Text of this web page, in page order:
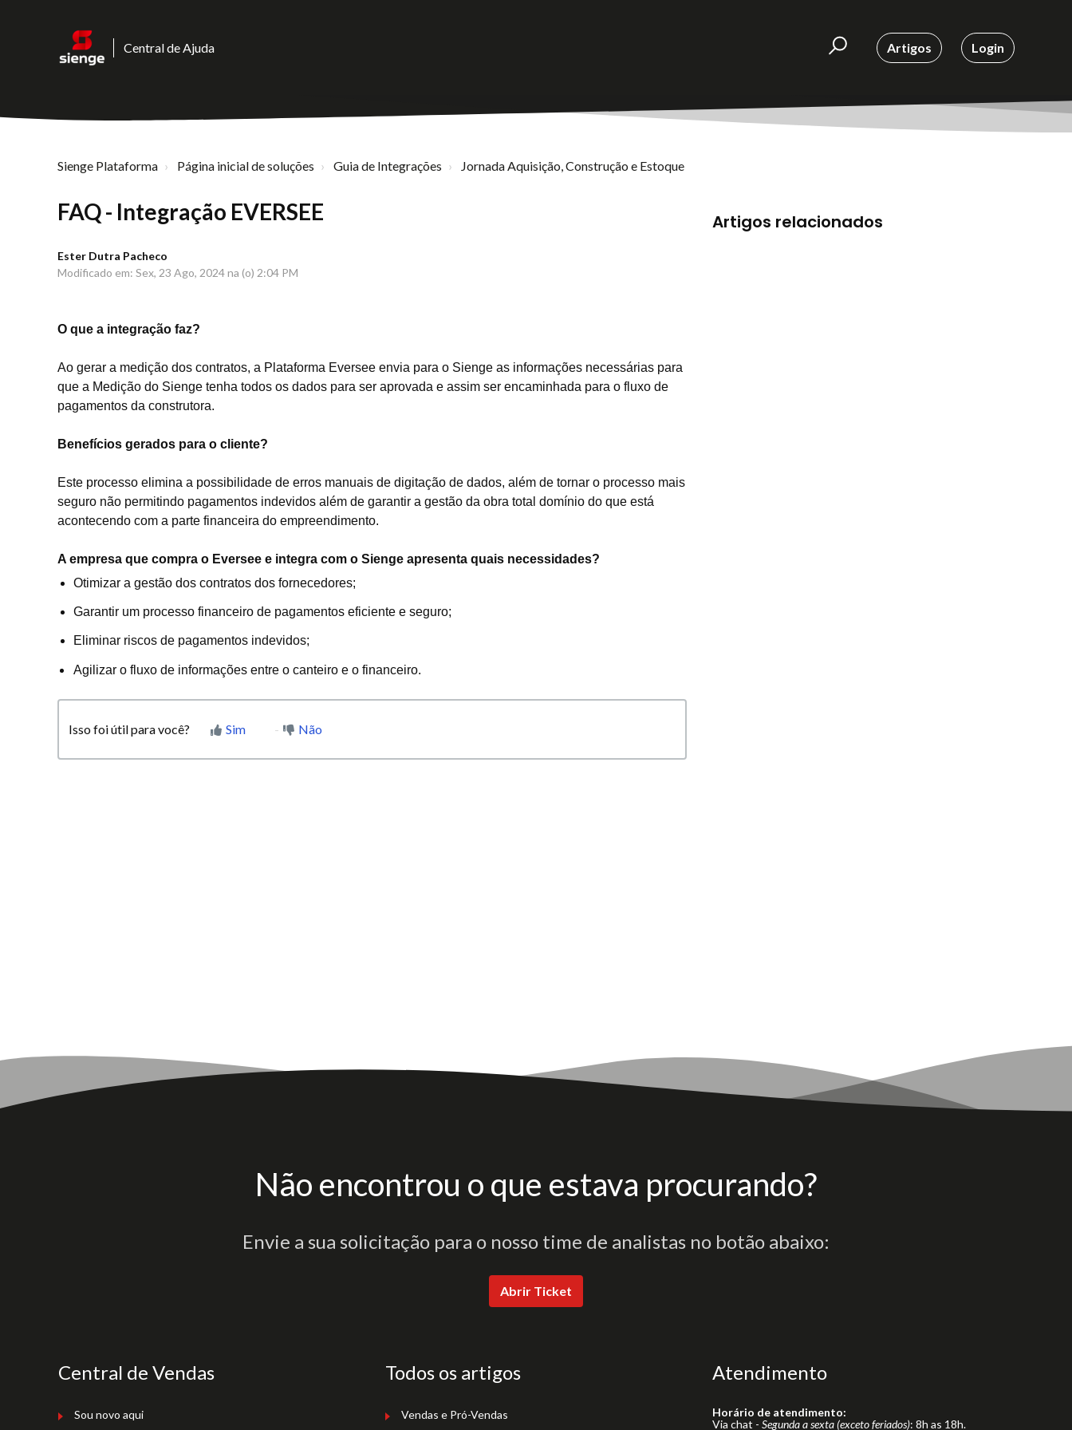
Central de Ajuda Artigos Login
Sienge Plataforma Página inicial de soluções Guia de Integrações Jornada Aquisição, Construção e Estoque
FAQ - Integração EVERSEE
Ester Dutra Pacheco
Modificado em: Sex, 23 Ago, 2024 na (o) 2:04 PM
O que a integração faz?
Ao gerar a medição dos contratos, a Plataforma Eversee envia para o Sienge as informações necessárias para
que a Medição do Sienge tenha todos os dados para ser aprovada e assim ser encaminhada para o fluxo de
pagamentos da construtora.
Benefícios gerados para o cliente?
Este processo elimina a possibilidade de erros manuais de digitação de dados, além de tornar o processo mais
seguro não permitindo pagamentos indevidos além de garantir a gestão da obra total domínio do que está
acontecendo com a parte financeira do empreendimento.
A empresa que compra o Eversee e integra com o Sienge apresenta quais necessidades?
Otimizar a gestão dos contratos dos fornecedores;
Garantir um processo financeiro de pagamentos eficiente e seguro;
Eliminar riscos de pagamentos indevidos;
Agilizar o fluxo de informações entre o canteiro e o financeiro.
Isso foi útil para você? Sim Não
Artigos relacionados
Não encontrou o que estava procurando?
Envie a sua solicitação para o nosso time de analistas no botão abaixo:
Abrir Ticket
Central de Vendas
Sou novo aqui
Todos os artigos
Vendas e Pró-Vendas
Atendimento
Horário de atendimento:
Via chat - Segunda a sexta (exceto feriados): 8h as 18h.